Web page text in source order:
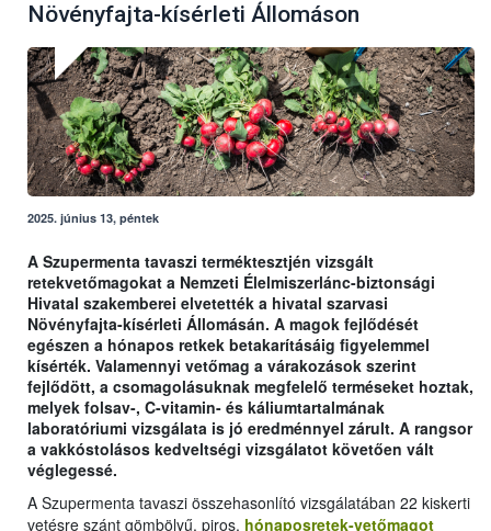
Növényfajta-kísérleti Állomáson
2025. június 13, péntek
A Szupermenta tavaszi terméktesztjén vizsgált
retekvetőmagokat a Nemzeti Élelmiszerlánc-biztonsági
Hivatal szakemberei elvetették a hivatal szarvasi
Növényfajta-kísérleti Állomásán. A magok fejlődését
egészen a hónapos retkek betakarításáig figyelemmel
kísérték. Valamennyi vetőmag a várakozások szerint
fejlődött, a csomagolásuknak megfelelő terméseket hoztak,
melyek folsav-, C-vitamin- és káliumtartalmának
laboratóriumi vizsgálata is jó eredménnyel zárult. A rangsor
a vakkóstolásos kedveltségi vizsgálatot követően vált
véglegessé.
A Szupermenta tavaszi összehasonlító vizsgálatában 22 kiskerti
vetésre szánt gömbölyű, piros, hónaposretek-vetőmagot